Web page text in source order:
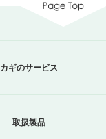
カギのサービス
取扱製品